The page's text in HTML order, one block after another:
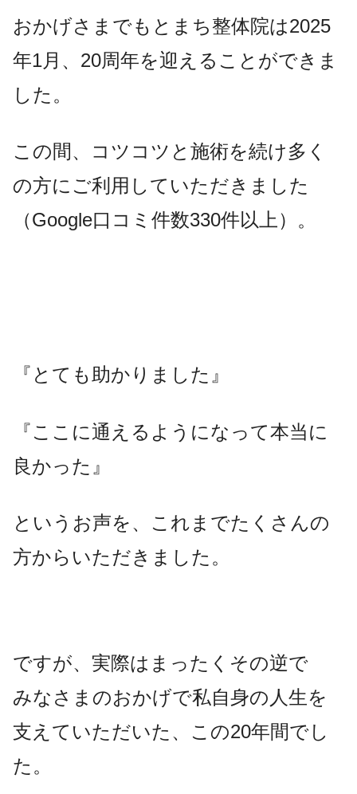
おかげさまでもとまち整体院は2025
年1月、20周年を迎えることができま
した。
この間、コツコツと施術を続け多く
の方にご利用していただきました
（Google口コミ件数330件以上）。
『とても助かりました』
『ここに通えるようになって本当に
良かった』
というお声を、これまでたくさんの
方からいただきました。
ですが、実際はまったくその逆で
みなさまのおかげで私自身の人生を
支えていただいた、この20年間でし
た。